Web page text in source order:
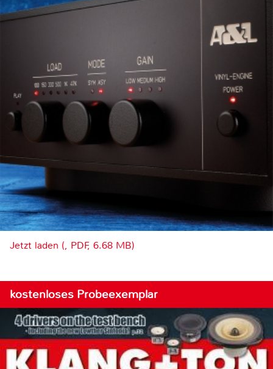
Jetzt laden (, PDF, 6.68 MB)
kostenloses Probeexemplar